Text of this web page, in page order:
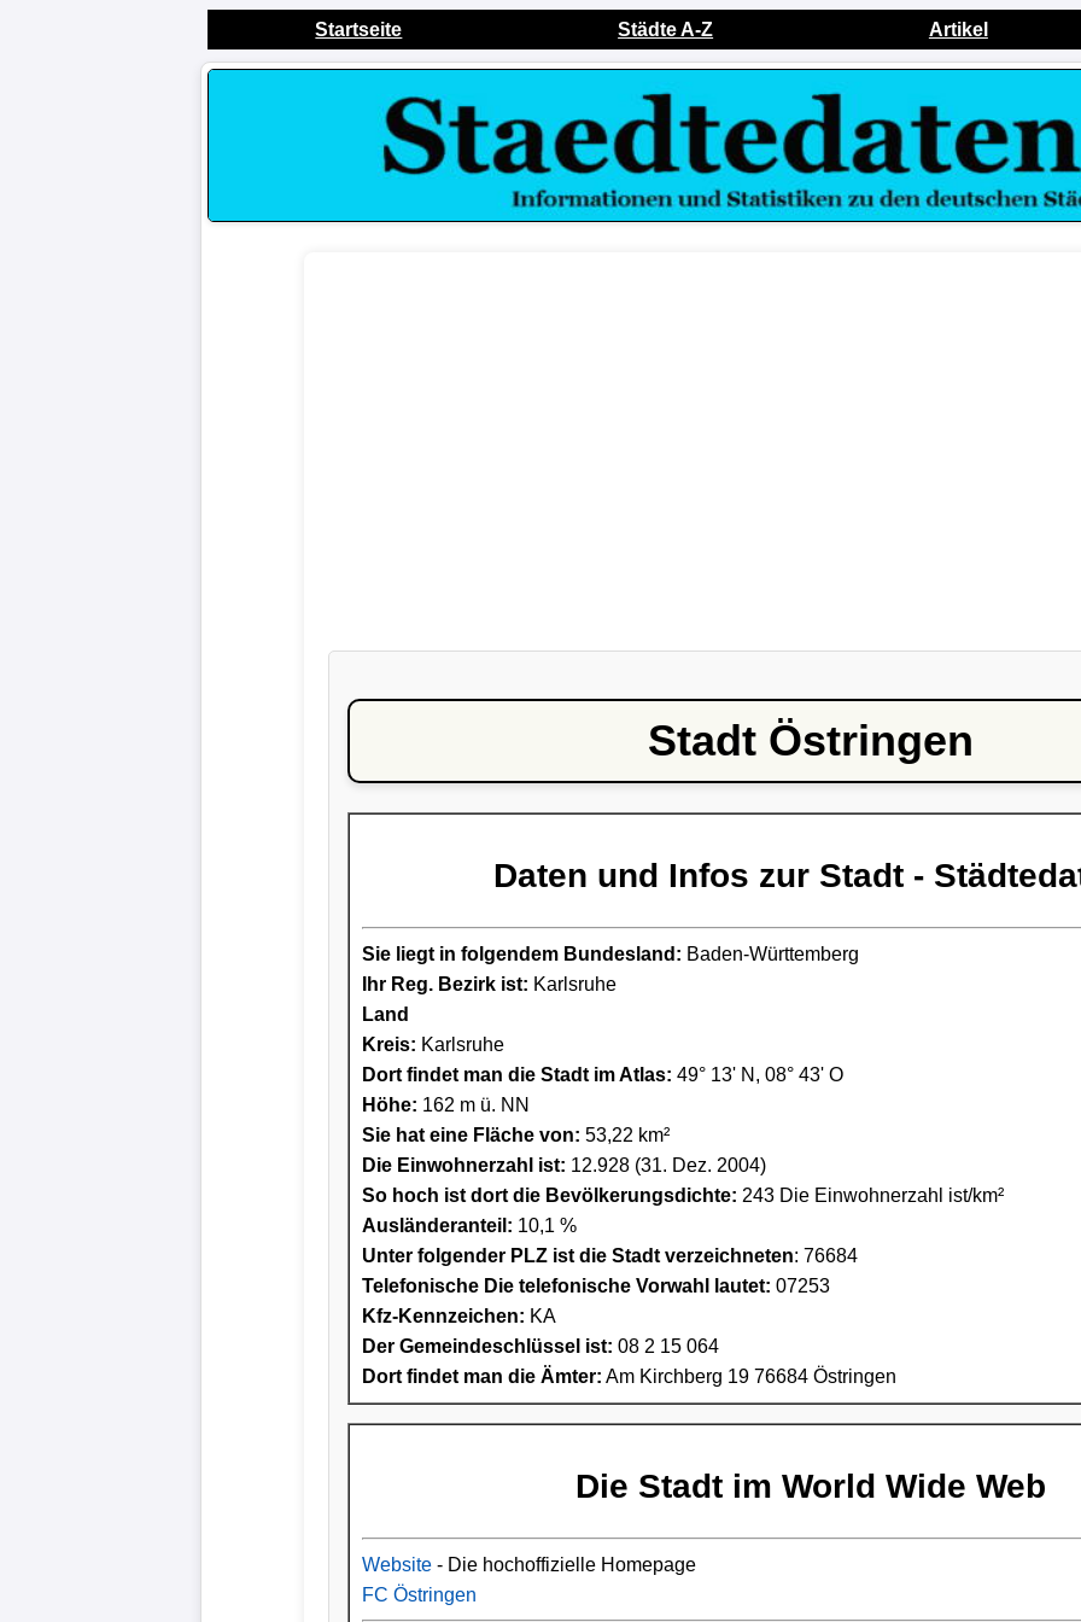
Startseite Städte A-Z Artikel
Stadt Östringen
Daten und Infos zur Stadt -
Sie liegt in folgendem Bundesland: Baden-Württemberg
Ihr Reg. Bezirk ist: Karlsruhe
Land
Kreis: Karlsruhe
Dort findet man die Stadt im Atlas: 49° 13' N, 08° 43' O
Höhe: 162 m ü. NN
Sie hat eine Fläche von: 53,22 km²
Die Einwohnerzahl ist: 12.928 (31. Dez. 2004)
So hoch ist dort die Bevölkerungsdichte: 243 Die Einwohnerzahl ist/km²
Ausländeranteil: 10,1 %
Unter folgender PLZ ist die Stadt verzeichneten: 76684
Telefonische Die telefonische Vorwahl lautet: 07253
Kfz-Kennzeichen: KA
Der Gemeindeschlüssel ist: 08 2 15 064
Dort findet man die Ämter: Am Kirchberg 19 76684 Östringen
Die Stadt im World Wide Web
Website - Die hochoffizielle Homepage
FC Östringen